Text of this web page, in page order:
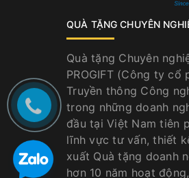
QUÀ TẶNG CHUYÊN
Quà tặng Chuyên
PROGIFT (Công ty cổ
Truyền thông Công
trong những doanh
đầu tại Việt Nam tiên
lĩnh vực tư vấn, thiết
xuất Quà tặng doanh
hơn 10 năm hoạt động,